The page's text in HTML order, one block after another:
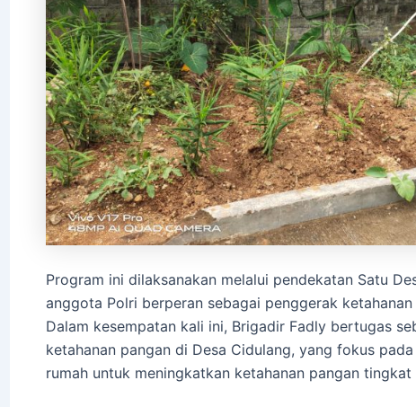
Program ini dilaksanakan melalui pendekatan Satu
anggota Polri berperan sebagai penggerak
Dalam kesempatan kali ini, Brigadir Fadly bertugas
ketahanan pangan di Desa Cidulang, yang fokus
rumah untuk meningkatkan ketahanan pangan tingkat